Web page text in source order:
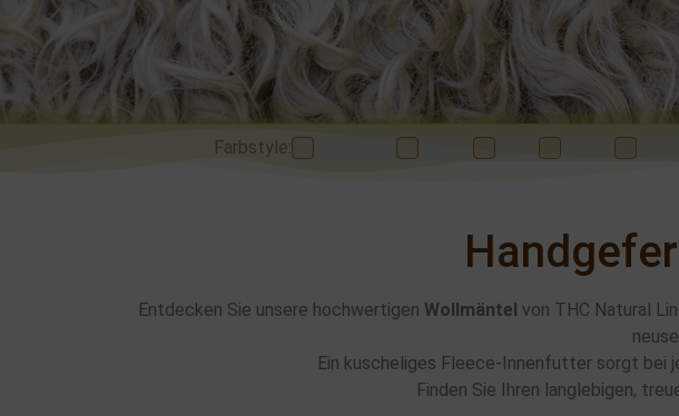
THC Natural
Jacken - Mäntel - Pullover -
Farbstyle:
Entdecken Sie unsere hochwertigen Wollmäntel von THC Natural
Ein kuscheliges Fleece-Innenfutter sorgt bei
Finden Sie Ihren langlebigen,